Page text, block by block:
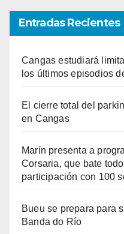
Entradas Recientes
Cangas estudiará
los últimos episodios
El cierre total del
en Cangas
Marín presenta a
Corsaria, que bate
participación con 100
Bueu se prepara para
Banda do Río